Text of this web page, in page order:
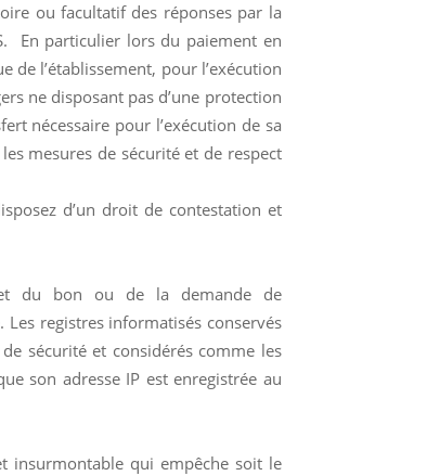
ou facultatif des réponses par la
En particulier lors du paiement en
de l’établissement, pour l’exécution
ne disposant pas d’une protection
nécessaire pour l’exécution de sa
mesures de sécurité et de respect
d’un droit de contestation et
et du bon ou de la demande de
registres informatisés conservés
sécurité et considérés comme les
son adresse IP est enregistrée au
insurmontable qui empêche soit le